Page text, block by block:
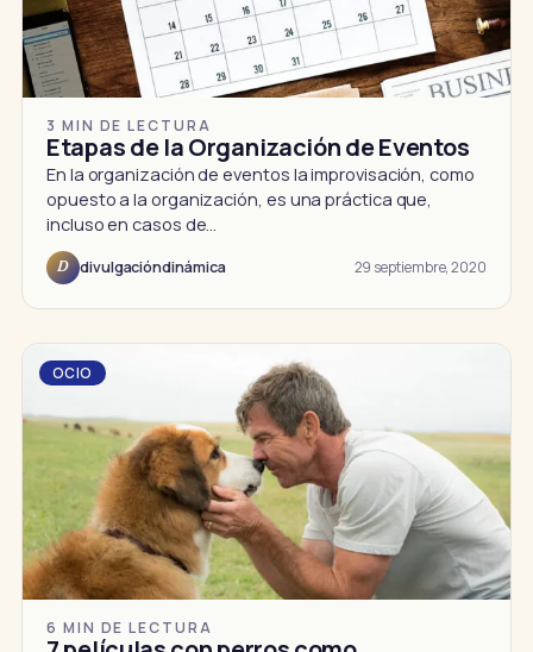
3 MIN DE LECTURA
Etapas de la Organización de Eventos
En la organización de eventos la improvisación, como
opuesto a la organización, es una práctica que,
incluso en casos de…
D divulgacióndinámica 29 septiembre, 2020
OCIO
6 MIN DE LECTURA